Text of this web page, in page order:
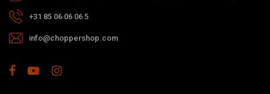
+31 85 06 06 06 5
info@choppershop.com